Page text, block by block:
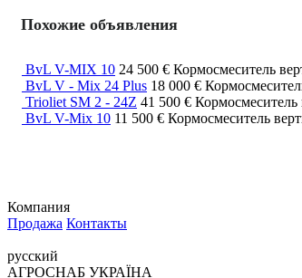
Похожие объявления
BvL V-MIX 10 24 500 € Кормосмеситель
BvL V - Mix 24 Plus 18 000 €
Trioliet SM 2 - 24Z 41 500 € Кормосмеситель
BvL V-Mix 10 11 500 € Кормосмеситель
Компания
Продажа Контакты
русский
АГРОСНАБ УКРАЇНА